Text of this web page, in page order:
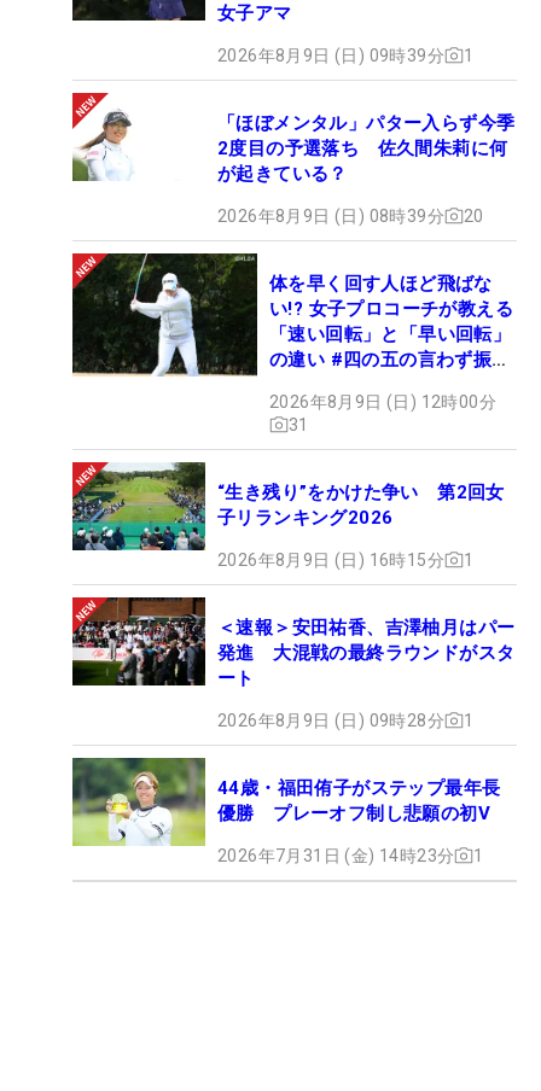
女子アマ
2026年8月9日 (日) 09時39分 1
「ほぼメンタル」パター入らず今季
2度目の予選落ち 佐久間朱莉に何
が起きている？
2026年8月9日 (日) 08時39分 20
体を早く回す人ほど飛ばな
い!? 女子プロコーチが教える
「速い回転」と「早い回転」
の違い #四の五の言わず振り
2026年8月9日 (日) 12時00分
31
“生き残り”をかけた争い 第2回女
子リランキング2026
2026年8月9日 (日) 16時15分 1
＜速報＞安田祐香、吉澤柚月はパー
発進 大混戦の最終ラウンドがスタ
ート
2026年8月9日 (日) 09時28分 1
44歳・福田侑子がステップ最年長
優勝 プレーオフ制し悲願の初V
2026年7月31日 (金) 14時23分 1